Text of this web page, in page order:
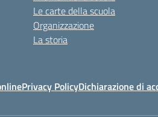
Le carte della scuola
Organizzazione
La storia
Privacy PolicyDichiarazione di